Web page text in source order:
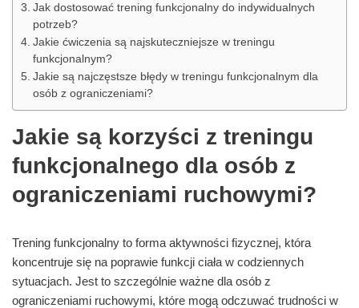
Jak dostosować trening funkcjonalny do indywidualnych
potrzeb?
Jakie ćwiczenia są najskuteczniejsze w treningu
funkcjonalnym?
Jakie są najczęstsze błędy w treningu funkcjonalnym dla
osób z ograniczeniami?
Jakie są korzyści z treningu
funkcjonalnego dla osób z
ograniczeniami ruchowymi?
Trening funkcjonalny to forma aktywności fizycznej, która
koncentruje się na poprawie funkcji ciała w codziennych
sytuacjach. Jest to szczególnie ważne dla osób z
ograniczeniami ruchowymi, które mogą odczuwać trudności w